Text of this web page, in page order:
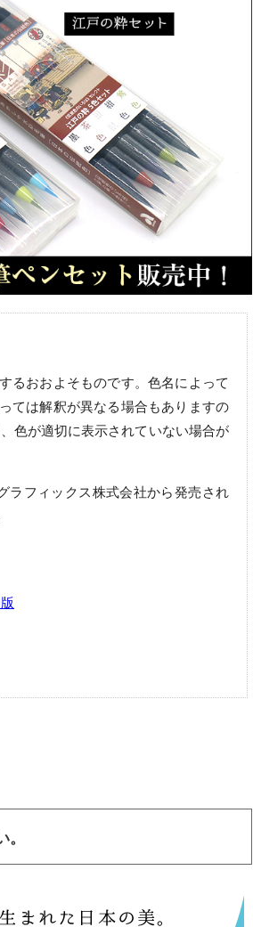
るおおよそものです。色名によって
ては解釈が異なる場合もありますの
色が適切に表示されていない場合が
ラフィックス株式会社から発売され